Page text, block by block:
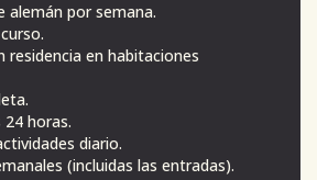
alemán por semana.
residencia en habitaciones
24 horas.
diario.
(incluidas las entradas).